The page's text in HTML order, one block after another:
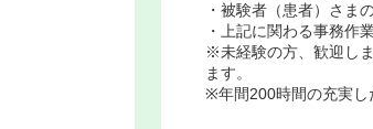
・被験者（患者）さま
・上記に関わる事務作
※未経験の方、歓迎し
ます。
※年間200時間の充実し